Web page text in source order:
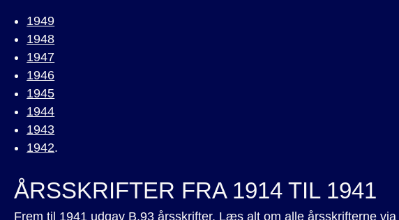
1949
1948
1947
1946
1945
1944
1943
1942.
ÅRSSKRIFTER FRA 1914 TIL 1941
Frem til 1941 udgav B.93 årsskrifter. Læs alt om alle årsskrifterne via